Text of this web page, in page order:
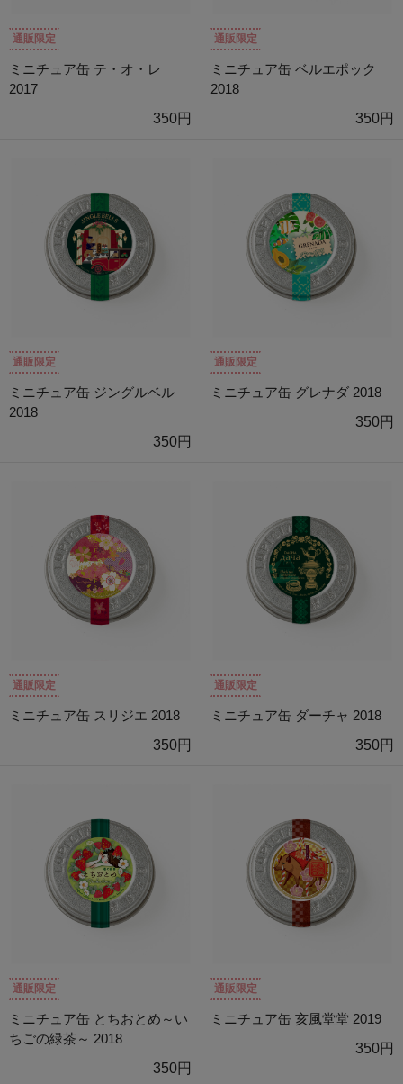
通販限定
ミニチュア缶 テ・オ・レ
2017
350円
通販限定
ミニチュア缶 ベルエポック
2018
350円
通販限定
ミニチュア缶 ジングルベル
2018
350円
通販限定
ミニチュア缶 グレナダ 2018
350円
通販限定
ミニチュア缶 スリジエ 2018
350円
通販限定
ミニチュア缶 ダーチャ 2018
350円
通販限定
ミニチュア缶 とちおとめ～い
ちごの緑茶～ 2018
350円
通販限定
ミニチュア缶 亥風堂堂 2019
350円